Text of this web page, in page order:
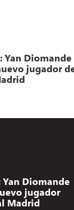
Yan Diomande
jugador
Diomande
jugador
Madrid